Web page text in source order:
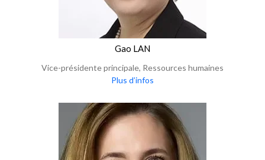
Gao LAN
Vice-présidente principale, Ressources humaines
Plus d’infos